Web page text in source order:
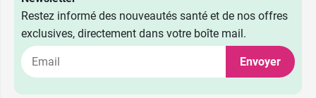
Restez informé des nouveautés santé et de nos offres
exclusives, directement dans votre boîte mail.
Envoyer